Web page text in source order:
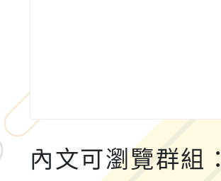
內文可瀏覽群組：